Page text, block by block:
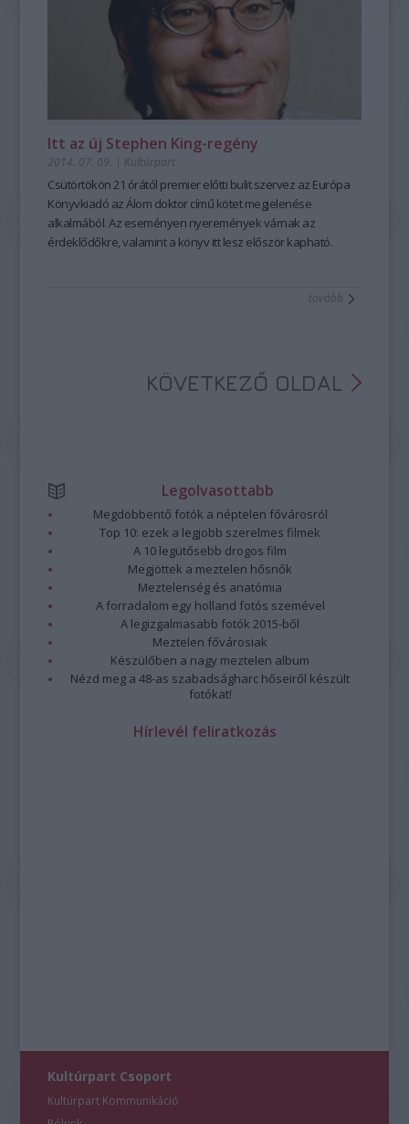
Itt az új Stephen King-regény
2014. 07. 09. | Kultúrpart
Csütörtökön21 órától premier előtti bulitszervez az Európa
Könyvkiadó azÁlom doktorcímű kötet megjelenése
alkalmából. Az eseményen nyeremények várnak az
érdeklődőkre, valamint a könyv itt lesz először kapható.
tovább
KÖVETKEZŐ OLDAL
Legolvasottabb
Megdöbbentő fotók a néptelen fővárosról
Top 10: ezek a legjobb szerelmes filmek
A 10 legütősebb drogos film
Megjöttek a meztelen hősnők
Meztelenség és anatómia
A forradalom egy holland fotós szemével
A legizgalmasabb fotók 2015-ből
Meztelen fővárosiak
Készülőben a nagy meztelen album
Nézd meg a 48-as szabadságharc hőseiről készült
fotókat!
Hírlevél feliratkozás
Kultúrpart Csoport
Kultúrpart Kommunikáció